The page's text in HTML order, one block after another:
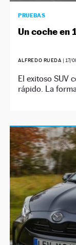
PRUEBAS
Un coche en
ALFREDO RUEDA | 17/
El exitoso SUV
rápido. La